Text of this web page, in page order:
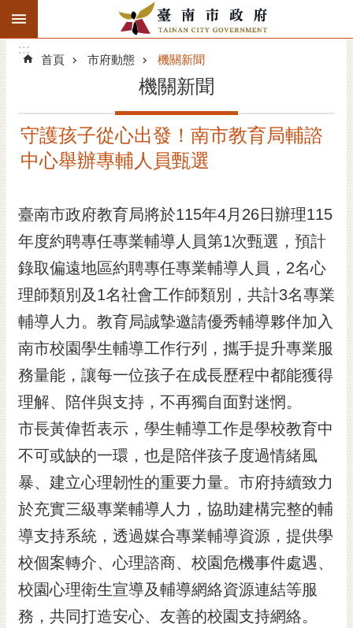
跳到主要內容區塊
搜
階
精彩府城
市府團隊
主題服務
市政資訊
市民互動
黃
偉
哲
螢
光
花
泉
桐
花
祭
網
站
:::
:::
首頁 市府動態 機關新聞
機關新聞
守護孩子從心出發！南市教育局輔諮
中心舉辦專輔人員甄選
臺南市政府教育局將於115年4月26日辦理115
年度約聘專任專業輔導人員第1次甄選，預計
錄取偏遠地區約聘專任專業輔導人員，2名心
理師類別及1名社會工作師類別，共計3名專業
輔導人力。教育局誠摯邀請優秀輔導夥伴加入
南市校園學生輔導工作行列，攜手提升專業服
務量能，讓每一位孩子在成長歷程中都能獲得
理解、陪伴與支持，不再獨自面對迷惘。
市長黃偉哲表示，學生輔導工作是學校教育中
不可或缺的一環，也是陪伴孩子度過情緒風
暴、建立心理韌性的重要力量。市府持續致力
於充實三級專業輔導人力，協助建構完整的輔
導支持系統，透過媒合專業輔導資源，提供學
校個案轉介、心理諮商、校園危機事件處遇、
校園心理衛生宣導及輔導網絡資源連結等服
務，共同打造安心、友善的校園支持網絡。